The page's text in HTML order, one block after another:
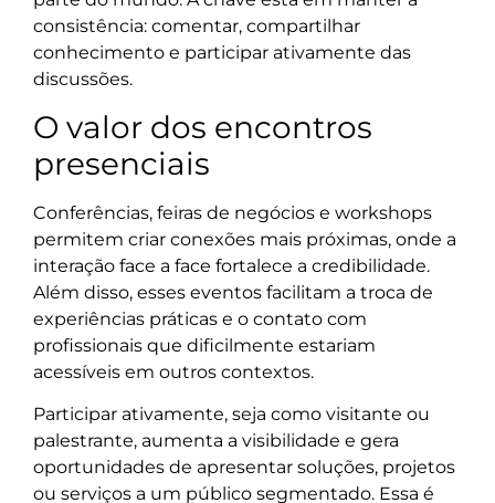
consistência: comentar, compartilhar
conhecimento e participar ativamente das
discussões.
O valor dos encontros
presenciais
Conferências, feiras de negócios e workshops
permitem criar conexões mais próximas, onde a
interação face a face fortalece a credibilidade.
Além disso, esses eventos facilitam a troca de
experiências práticas e o contato com
profissionais que dificilmente estariam
acessíveis em outros contextos.
Participar ativamente, seja como visitante ou
palestrante, aumenta a visibilidade e gera
oportunidades de apresentar soluções, projetos
ou serviços a um público segmentado. Essa é